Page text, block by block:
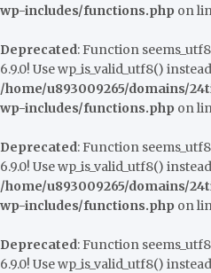
wp-includes/functions.php on
Deprecated: Function
6.9.0! Use wp_is_valid_utf8()
/home/u893009265/domains/
wp-includes/functions.php on
Deprecated: Function
6.9.0! Use wp_is_valid_utf8()
/home/u893009265/domains/
wp-includes/functions.php on
Deprecated: Function
6.9.0! Use wp_is_valid_utf8()